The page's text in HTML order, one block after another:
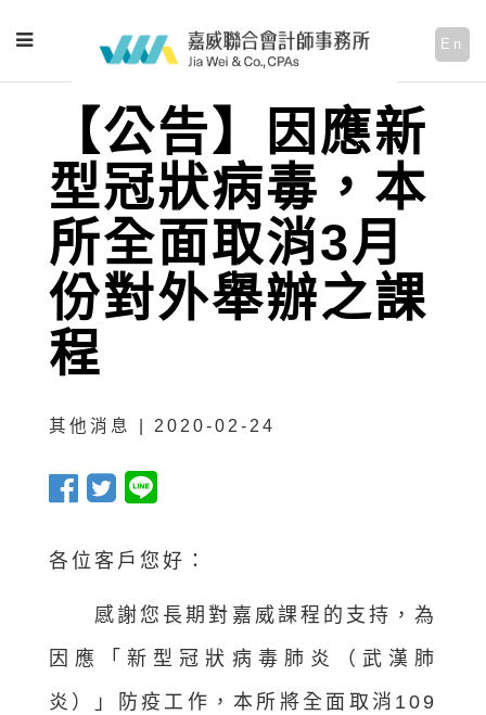
En
【公告】因應新
型冠狀病毒，本
所全面取消3月
份對外舉辦之課
程
其他消息 | 2020-02-24
各位客戶您好：
感謝您長期對嘉威課程的支持，為
因應「新型冠狀病毒肺炎（武漢肺
炎）」防疫工作，本所將全面取消109